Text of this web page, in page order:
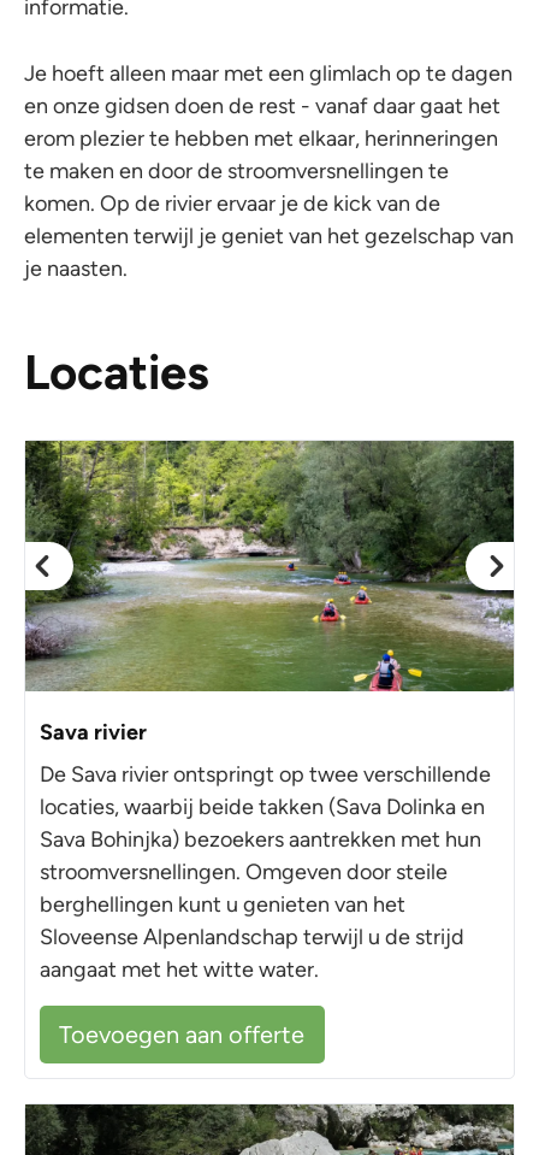
informatie.
Je hoeft alleen maar met een glimlach op te dagen
en onze gidsen doen de rest - vanaf daar gaat het
erom plezier te hebben met elkaar, herinneringen
te maken en door de stroomversnellingen te
komen. Op de rivier ervaar je de kick van de
elementen terwijl je geniet van het gezelschap van
je naasten.
Locaties
Sava rivier
De Sava rivier ontspringt op twee verschillende
locaties, waarbij beide takken (Sava Dolinka en
Sava Bohinjka) bezoekers aantrekken met hun
stroomversnellingen. Omgeven door steile
berghellingen kunt u genieten van het
Sloveense Alpenlandschap terwijl u de strijd
aangaat met het witte water.
Toevoegen aan offerte